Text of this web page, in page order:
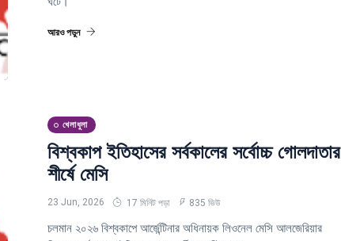
আরও পড়ুন
খেলাধুলা
বিশ্বকাপ ইতিহাসের সর্বকালের সর্বোচ্চ গোলদাতার
শীর্ষে মেসি
23 Jun, 2026 17 মিনিট পড়া 835 ভিউ
চলমান ২০২৬ বিশ্বকাপে আর্জেন্টিনার অধিনায়ক লিওনেল মেসি আলজেরিয়ার